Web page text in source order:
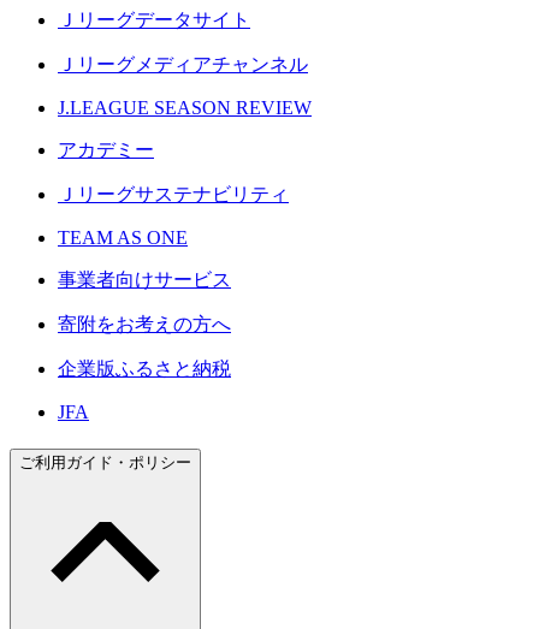
Ｊリーグデータサイト
Ｊリーグメディアチャンネル
J.LEAGUE SEASON REVIEW
アカデミー
Ｊリーグサステナビリティ
TEAM AS ONE
事業者向けサービス
寄附をお考えの方へ
企業版ふるさと納税
JFA
ご利用ガイド・ポリシー